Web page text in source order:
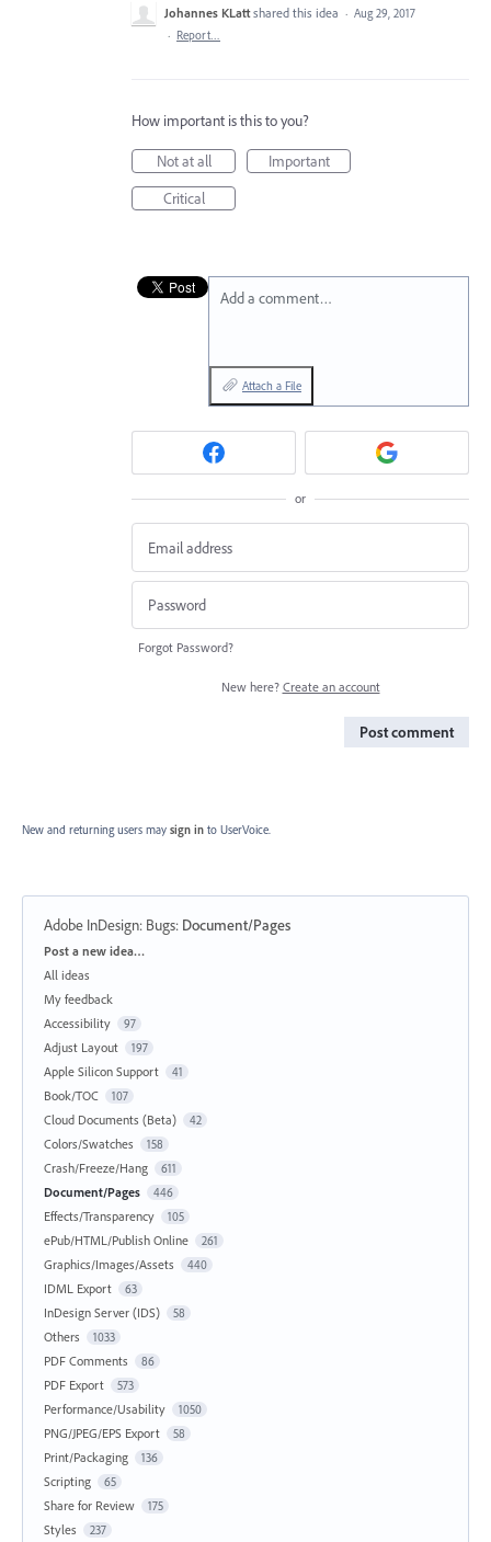
Johannes KLatt shared this idea · Aug 29, 2017
· Report…
How important is this to you?
Not at all
Important
Critical
Add a comment…
Attach a File
or
Forgot Password?
New here? Create an account
Post comment
New and returning users may sign in to UserVoice.
Adobe InDesign: Bugs: Document/Pages
Categories
Post a new idea…
All ideas
My feedback
Accessibility
97
Adjust Layout 197
Apple Silicon Support 41
Book/TOC 107
Cloud Documents (Beta) 42
Colors/Swatches 158
Crash/Freeze/Hang 611
Document/Pages 446
Effects/Transparency 105
ePub/HTML/Publish Online 261
Graphics/Images/Assets 440
IDML Export 63
InDesign Server (IDS) 58
Others 1033
PDF Comments 86
PDF Export 573
Performance/Usability 1050
PNG/JPEG/EPS Export 58
Print/Packaging 136
Scripting 65
Share for Review 175
Styles 237